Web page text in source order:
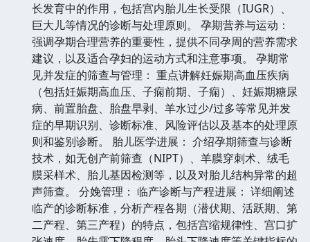
长发育中的作用，包括宫内胎儿生长受限（IUGR）、
巨大儿等情况的诊断与处理原则。 孕期营养与运动：
强调孕期合理营养的重要性，提供不同孕周的营养需求
建议，以及适合孕妇的运动方式和注意事项。 孕期常
见并发症的筛查与管理： 重点讲解妊娠期高血压疾病
（包括妊娠期高血压、子痫前期、子痫）、妊娠期糖尿
病、前置胎盘、胎盘早剥、羊水过少/过多等常见并发
症的早期识别、诊断标准、风险评估以及基本的处理原
则和鉴别诊断。 胎儿医学进展： 介绍孕期筛查与诊断
技术，如无创产前筛查（NIPT）、羊膜穿刺术、绒毛
膜采样术、胎儿基因检测等，以及对胎儿结构异常的超
声筛查。 分娩管理： 临产诊断与产程进展： 详细阐述
临产的诊断标准，分析产程各期（潜伏期、活跃期、第
二产程、第三产程）的特点，包括宫缩规律性、宫口扩